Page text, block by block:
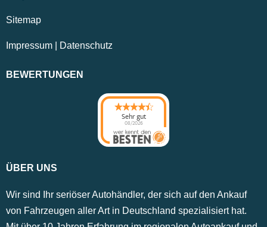
Sitemap
Impressum Datenschutz
BEWERTUNGEN
Sehr gut
08/2026
ÜBER UNS
Wir sind Ihr seriöser Autohändler, der sich auf den Ankauf
von Fahrzeugen aller Art in Deutschland spezialisiert hat.